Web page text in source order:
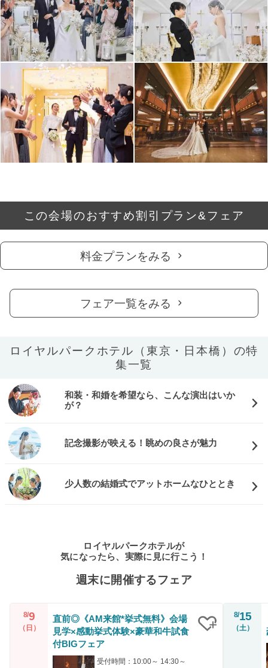
この会場のおすすめ割引プラン&フェア
料金プランをみる
フェア一覧をみる
ロイヤルパークホテル（東京・日本橋）の特
集一覧
和装・和婚を希望なら、こんな演出はいか
が？
記念撮影が映える！眺めの良さが魅力
少人数の結婚式でアットホームなひととき
ロイヤルパークホテルが
気になったら、実際に見に行こう！
週末に開催するフェア
8/9
（日）
直前◎《AM来館*挙式無料》会場
見学×感動挙式体験×豪華和牛試食
付BIGフェア
受付時間：10:00～ 14:30～
8/15
（土）